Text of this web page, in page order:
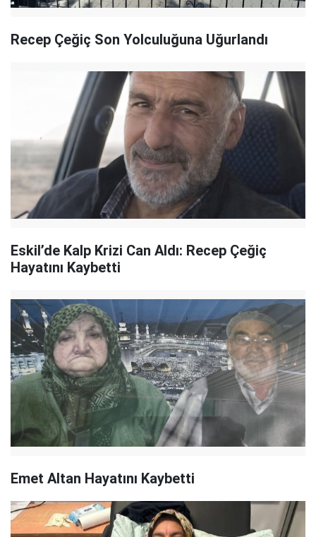
Recep Çeğiç Son Yolculuğuna Uğurlandı
Eskil’de Kalp Krizi Can Aldı: Recep Çeğiç
Hayatını Kaybetti
Emet Altan Hayatını Kaybetti